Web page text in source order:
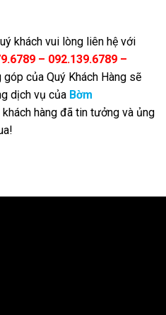
khách vui lòng liên hệ với
– 092.139.6789 –
của Quý Khách Hàng sẽ
dịch vụ của Bờm
khách hàng đã tin tưởng và ủng